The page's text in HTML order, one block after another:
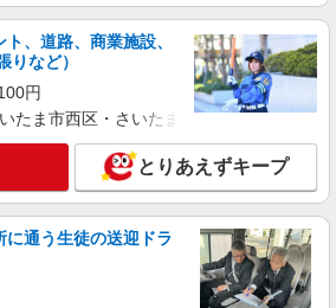
候補）：月給300,000円〜 ※試用期間中は
円〜 ★固定残業手当：30,800円（月給に
間は1ヶ月
20時間、超過時は追加で残業手当支給 ※月
で交通費支給 ※試用期間（2〜3ヶ月）も
当／店舗職
／住宅手当（実家外かつ賃貸の場合のみ別
）※試用期間明けから支給／特別手当 ※手
類はエリアにより異なります。詳細は面接
尋ねください。
ミネエスト新宿店≫ 東京都新宿区新宿3丁
ルミネエスト4F ■各線「新宿駅」より直結
詳細を見る
京王新宿店［1208］
ューズショップの販売スタッフ
1,250円〜1,300円 試用期間中 時給1,240
1,290円（試用期間2ヶ月） ※資格・経験によ
京都新宿区西新宿1－1－4 京王新宿百貨店
、道路、商業施設、
りなど）
円
たま市西区・さいたま市岩槻区・久喜市・
とりあえずキープ
に通う生徒の送迎ドラ